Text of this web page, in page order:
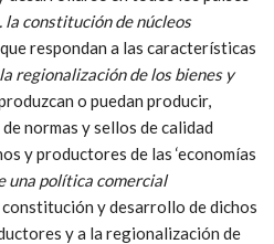
la constitución de núcleos
que respondan a las características
regionalización de los bienes y
o puedan producir,
normas y sellos de calidad
y productores de las ‘economías
una política comercial
y desarrollo de dichos
y a la regionalización de